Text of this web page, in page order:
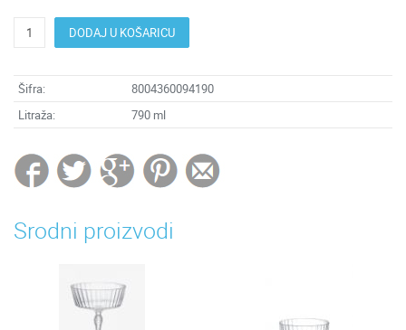
DODAJ U KOŠARICU
Šifra:
8004360094190
Litraža:
790 ml
Srodni proizvodi